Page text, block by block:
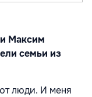
Максим
семьи из
люди. И меня